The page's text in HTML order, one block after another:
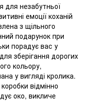
для незабутньої
емоції коханій
з щільного
подарунок при
порадує вас у
зберігання дорогих
кольору,
у вигляді кролика.
відмінно
око, викличе